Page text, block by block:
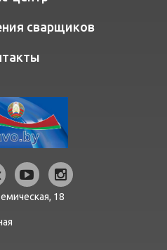
сварщиков
18